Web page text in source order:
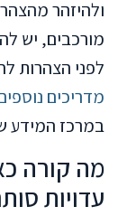
ולהיזהר
מורכבים, יש
לפני הצהרות
מדריכים
במרכז המידע
מה קורה
עדויות